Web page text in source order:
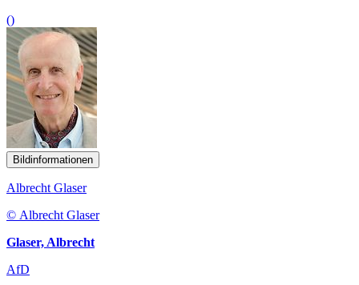
()
Bildinformationen
Albrecht Glaser
© Albrecht Glaser
Glaser, Albrecht
AfD